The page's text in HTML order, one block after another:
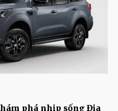
phá nhịp sống Địa